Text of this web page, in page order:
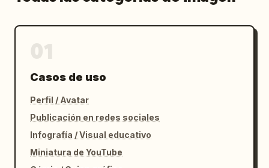
Casos de uso
Perfil / Avatar
Publicación en redes sociales
Infografía / Visual educativo
Miniatura de YouTube